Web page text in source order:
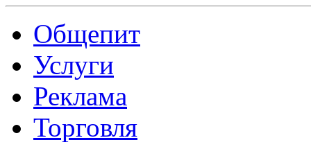
Общепит
Услуги
Реклама
Торговля